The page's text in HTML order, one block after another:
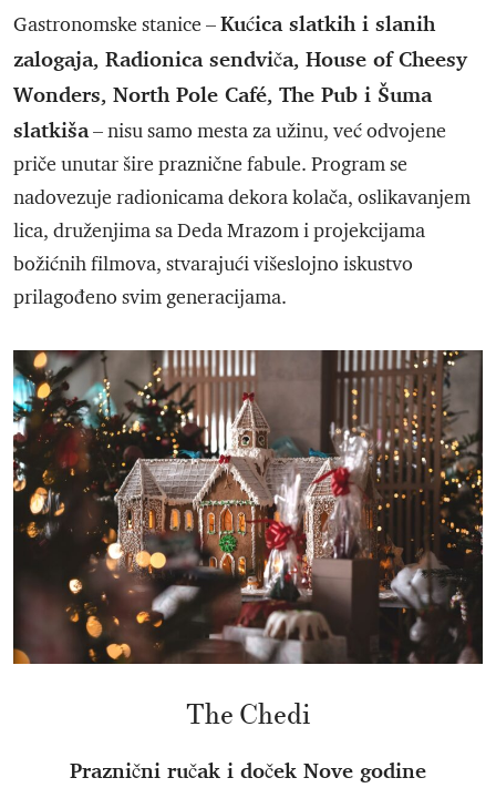
Gastronomske stanice –Kućica slatkih i slanih
zalogaja, Radionica sendviča, House of Cheesy
Wonders, North Pole Café, The Pub i Šuma
slatkiša– nisu samo mesta za užinu, već odvojene
priče unutar šire praznične fabule. Program se
nadovezuje radionicama dekora kolača, oslikavanjem
lica, druženjima sa Deda Mrazom i projekcijama
božićnih filmova, stvarajući višeslojno iskustvo
prilagođeno svim generacijama.
The Chedi
Praznični ručak i doček Nove godine